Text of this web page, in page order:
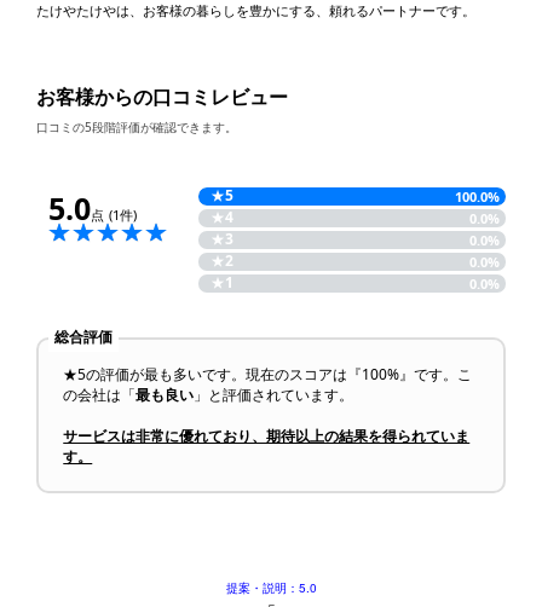
たけやたけやは、お客様の暮らしを豊かにする、頼れるパートナーです。
お客様からの口コミレビュー
口コミの5段階評価が確認できます。
5.0点 (1件)
★5 100.0%
★4 0.0%
★3 0.0%
★2 0.0%
★1 0.0%
総合評価
★5の評価が最も多いです。現在のスコアは『100%』です。こ
の会社は「最も良い 」と評価されています。
サービスは非常に優れており、期待以上の結果を得られていま
す。